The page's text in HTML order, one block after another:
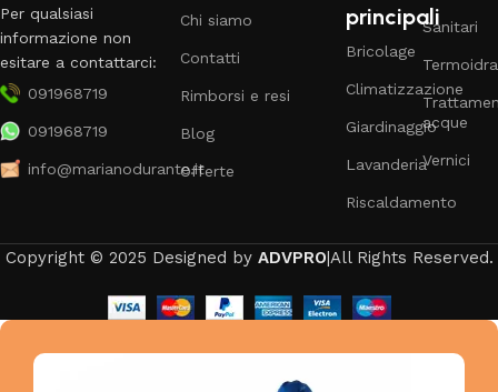
Per qualsiasi
informazione non
esitare a contattarci:
091968719
091968719
info@marianodurante.it
Chi siamo
Contatti
Rimborsi e resi
Blog
Offerte
principali
Bricolage
Climatizzazione
Giardinaggio
Lavanderia
Riscaldamento
Sanitari
acque
Vernici
Copyright © 2025 Designed by ADVPRO|All Rights Reserved.